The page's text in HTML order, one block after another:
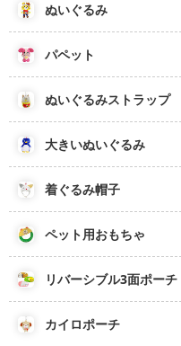
ぬいぐるみ
パペット
ぬいぐるみストラップ
大きいぬいぐるみ
着ぐるみ帽子
ペット用おもちゃ
リバーシブル3面ポーチ
カイロポーチ